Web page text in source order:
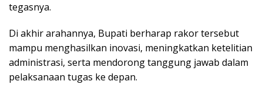
tegasnya.
Di akhir arahannya, Bupati berharap rakor tersebut
mampu menghasilkan inovasi, meningkatkan ketelitian
administrasi, serta mendorong tanggung jawab dalam
pelaksanaan tugas ke depan.